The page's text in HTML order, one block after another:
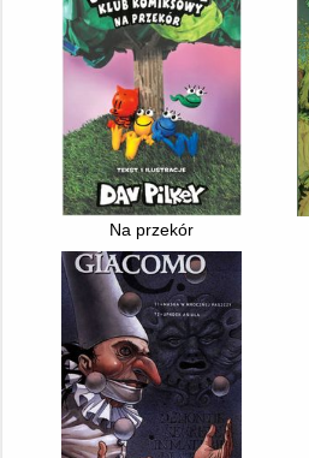
Na przekór